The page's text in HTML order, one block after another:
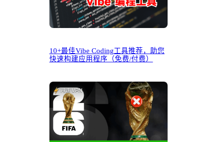
10+最佳Vibe Coding工具推荐，助您
快速构建应用程序（免费/付费）